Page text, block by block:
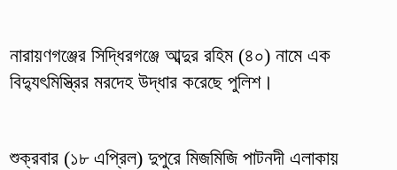
নারায়ণগঞ্জের সিদ্ধিরগঞ্জে আব্দুর রহিম (৪০) নামে এক
বিদ্যুৎমিস্ত্রির মরদেহ উদ্ধার করেছে পুলিশ।
শুক্রবার (১৮ এপ্রিল) দুপুরে মিজমিজি পাটনদী এলাকায়